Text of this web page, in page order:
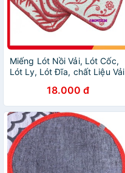
Miếng Lót Nồi Vải, Lót Cốc,
Lót Ly, Lót Đĩa, chất Liệu Vải
Thấm Nước Bằng Vải Bện
Xinh Xắn
18.000 đ